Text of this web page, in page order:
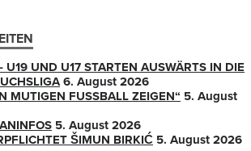
U19 UND U17 STARTEN AUSWÄRTS IN DIE
6. August 2026
MUTIGEN FUSSBALL ZEIGEN“
5. August
5. August 2026
ŠIMUN BIRKIĆ 5. August 2026